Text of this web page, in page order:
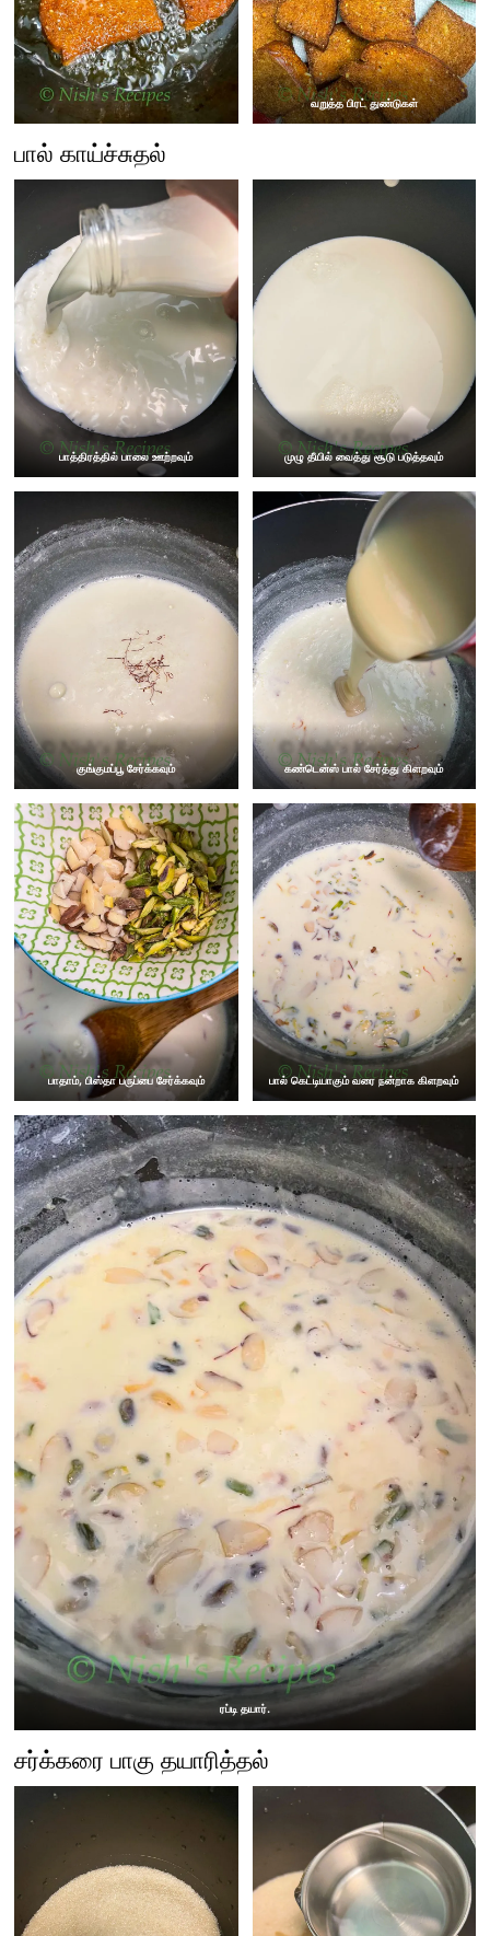
வறுத்த பிரட் துண்டுகள்
பால் காய்ச்சுதல்
பாத்திரத்தில் பாலை ஊற்றவும் முழு தீயில் வைத்து சூடு படுத்தவும்
குங்குமப்பூ சேர்க்கவும் கண்டென்ஸ் பால் சேர்த்து கிளறவும்
பாதாம், பிஸ்தா பருப்பை சேர்க்கவும் பால் கெட்டியாகும் வரை நன்றாக கிளறவும்
ரப்டி தயார்.
சர்க்கரை பாகு தயாரித்தல்